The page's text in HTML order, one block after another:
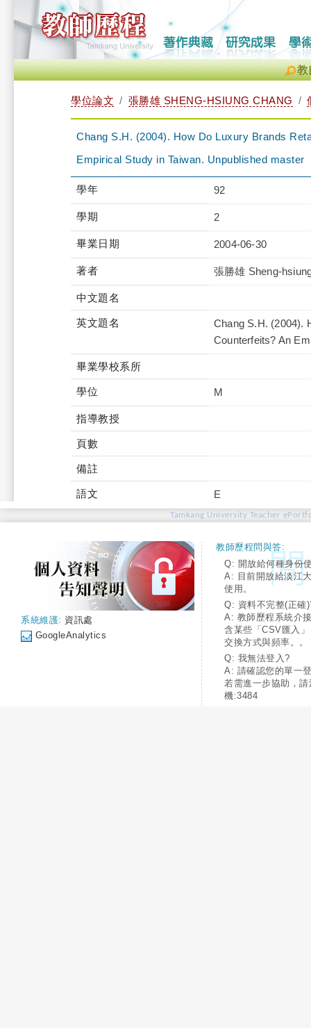
教
學位論文 張勝雄 SHENG-HSIUNG CHANG
Chang S.H. (2004). How Do Luxury Brands
Empirical Study in Taiwan. Unpublished master
學年 92
學期 2
畢業日期 2004-06-30
著者 張勝雄 Sheng-
中文題名
英文題名
Chang S.H. (2004).
Counterfeits? An
畢業學校系所
學位 M
指導教授
頁數
備註
語文 E
Tamkang University Teacher
系統維護: 資訊處
GoogleAnalytics
教師歷程問與答:
Q: 開放給何種身份
A: 目前開放給淡江
使用。
Q: 資料不完整(正確
A: 教師歷程系統介
含某些「CSV匯入
交換方式與頻率。。
Q: 我無法登入?
A: 請確認您的單一
若需進一步協助，
機:3484